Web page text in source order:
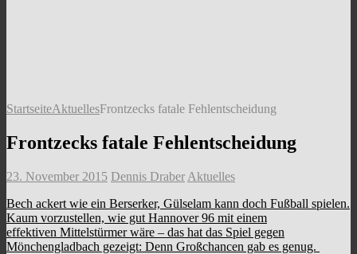
StartseiteAktuellesFrontzecks fatale Fehlentscheidung
Frontzecks fatale Fehlentscheidung
23. November 2015 Dennis Draber Aktuelles
Bech ackert wie ein Berserker, Gülselam kann doch Fußball spielen.
Kaum vorzustellen, wie gut Hannover 96 mit einem
effektiven Mittelstürmer wäre – das hat das Spiel gegen
Mönchengladbach gezeigt: Denn Großchancen gab es genug.